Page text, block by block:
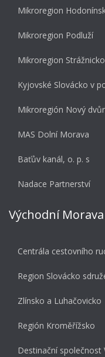
Mikroregion
Mikroregion Podluží
Mikroregion Strážnicko
Kyjovské Slovácko v
Mikroregión Nový dvůr
MAS Dolní Morava
Baťův kanál, o. p. s
Nadace Partnerství
Východní Morava
Centrála cestovního
Region Slovácko
Zlínsko a Luhačovicko
Región Kroměřížsko
Destinační společnost